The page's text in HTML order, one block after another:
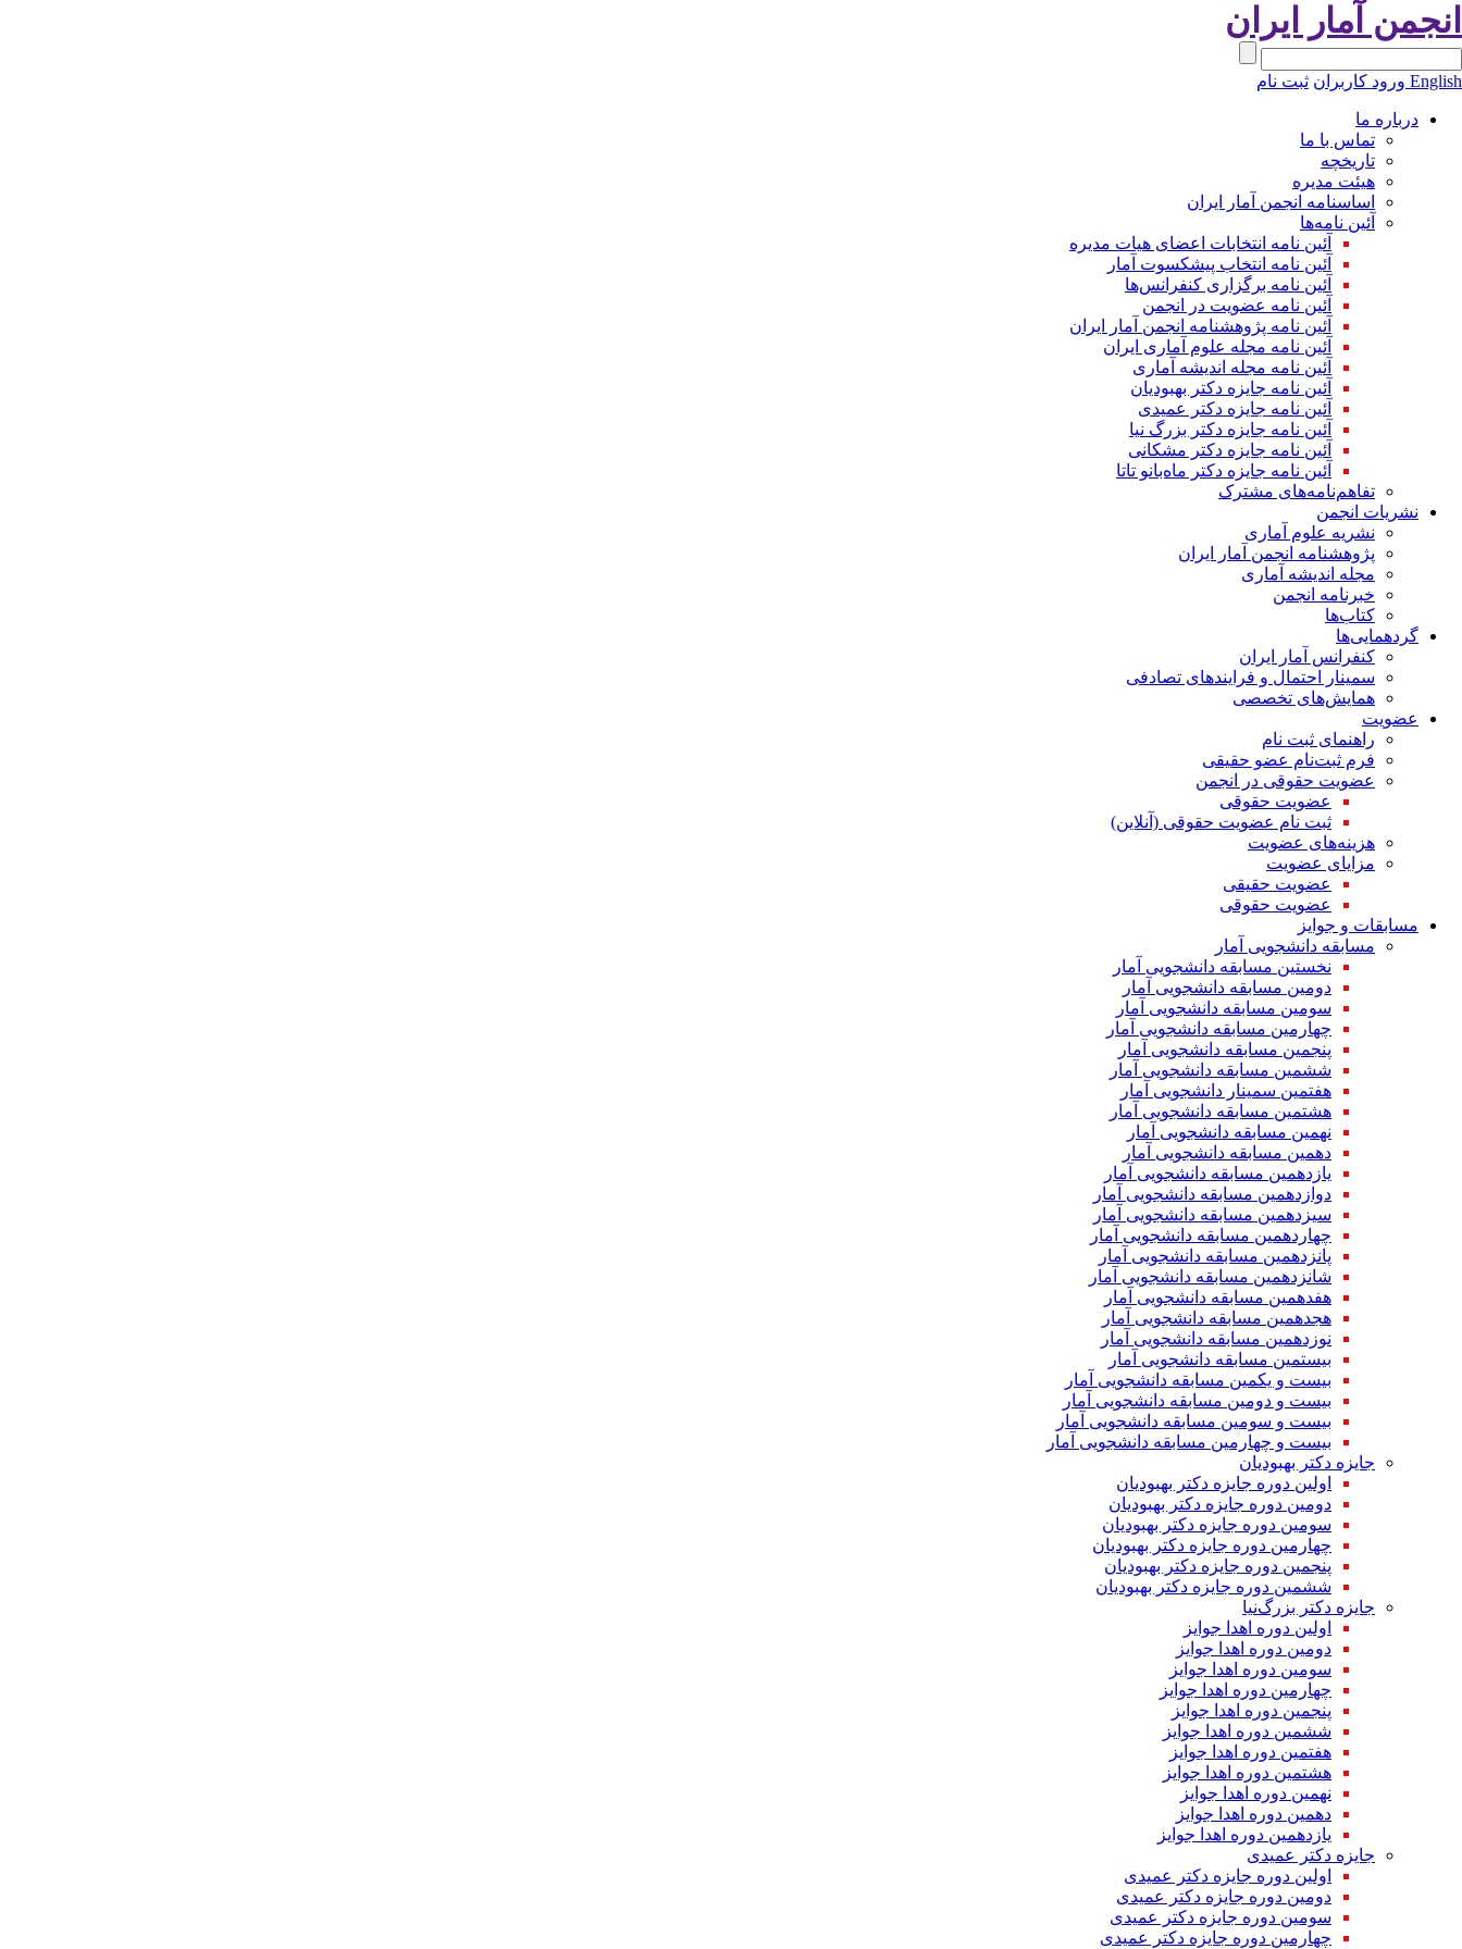
انجمن آمار ایران
English ورود کاربران ثبت نام
درباره ما
تماس با ما
تاریخچه
هیئت مدیره
اساسنامه انجمن آمار ایران
آئین نامه‌ها
آئین نامه انتخابات اعضای هیات مدیره
آئین نامه انتخاب پیشکسوت آمار
آئین نامه برگزاری کنفرانس‌ها
آئین نامه عضویت در انجمن
آئین نامه پژوهشنامه انجمن آمار ایران
آئین نامه مجله علوم آماری ایران
آئین نامه مجله اندیشه آماری
آئین‌ نامه جایزه دکتر بهبودیان
آئین نامه جایزه دکتر عمیدی
آئین نامه جایزه دکتر بزرگ نیا
آئین نامه جایزه دکتر مشکانی
آئین نامه جایزه دکتر ماه‌بانو تاتا
تفاهم‌نامه‌های مشترک
نشریات انجمن
نشریه علوم آماری
پژوهشنامه انجمن آمار ایران
مجله اندیشه آماری
خبرنامه انجمن
کتاب‌ها
گردهمایی‌ها
کنفرانس آمار ایران
سمینار احتمال و فرایندهای تصادفی
همایش‌های تخصصی
عضویت
راهنمای ثبت نام
فرم ثبت‌نام عضو حقیقی
عضویت حقوقی در انجمن
عضویت حقوقی
ثبت نام عضویت حقوقی (آنلاین)
هزینه‌های عضویت
مزایای عضویت
عضویت حقیقی
عضویت حقوقی
مسابقات و جوایز
مسابقه دانشجویی آمار
نخستین مسابقه دانشجویی آمار
دومین مسابقه دانشجویی آمار
سومین مسابقه دانشجویی آمار
چهارمین مسابقه دانشجویی آمار
پنجمین مسابقه دانشجویی آمار
ششمین مسابقه دانشجویی آمار
هفتمین سمینار دانشجویی آمار
هشتمین مسابقه دانشجویی آمار
نهمین مسابقه دانشجویی آمار
دهمین مسابقه دانشجویی آمار
یازدهمین مسابقه دانشجویی آمار
دوازدهمین مسابقه دانشجویی آمار
سیزدهمین مسابقه دانشجویی آمار
چهاردهمین مسابقه دانشجویی آمار
پانزدهمین مسابقه دانشجویی آمار
شانزدهمین مسابقه دانشجویی آمار
هفدهمین مسابقه دانشجویی آمار
هجدهمین مسابقه دانشجویی آمار
نوزدهمین مسابقه دانشجویی آمار
بیستمین مسابقه دانشجویی آمار
بیست و یکمین مسابقه دانشجویی آمار
بیست و دومین مسابقه دانشجویی آمار
بیست و سومین مسابقه دانشجویی آمار
بیست و چهارمین مسابقه دانشجویی آمار
جایزه دکتر بهبودیان
اولین دوره جایزه دکتر بهبودیان
دومین دوره جایزه دکتر بهبودیان
سومین دوره جایزه دکتر بهبودیان
چهارمین دوره جایزه دکتر بهبودیان
پنجمین دوره جایزه دکتر بهبودیان
ششمین دوره جایزه دکتر بهبودیان
جایزه دکتر بزرگ‌نیا
اولین دوره اهدا جوایز
دومین دوره اهدا جوایز
سومین دوره اهدا جوایز
چهارمین دوره اهدا جوایز
پنجمین دوره اهدا جوایز
ششمین دوره اهدا جوایز
هفتمین دوره اهدا جوایز
هشتمین دوره اهدا جوایز
نهمین دوره اهدا جوایز
دهمین دوره اهدا جوایز
یازدهمین دوره اهدا جوایز
جایزه دکتر عمیدی
اولین دوره جایزه دکتر عمیدی
دومین دوره جایزه دکتر عمیدی
سومین دوره جایزه دکتر عمیدی
چهارمین دوره جایزه دکتر عمیدی